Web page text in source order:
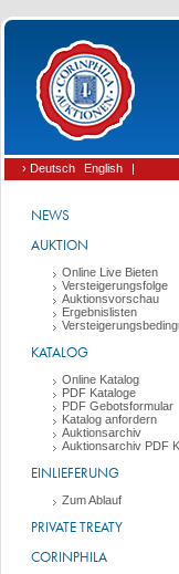
› Deutsch English |
NEWS
AUKTION
Online Live Bieten
Versteigerungsfolge
Auktionsvorschau
Ergebnislisten
KATALOG
Online Katalog
PDF Kataloge
PDF Gebotsformular
Katalog anfordern
Auktionsarchiv
Auktionsarchiv PDF
EINLIEFERUNG
Zum Ablauf
PRIVATE TREATY
CORINPHILA